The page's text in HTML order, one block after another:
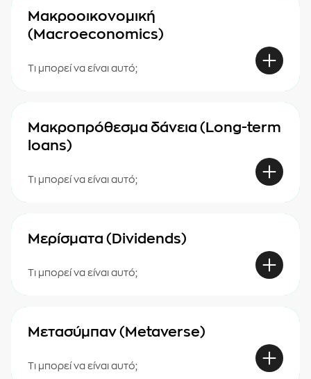
Μακροοικονομική
(Macroeconomics)
Τι μπορεί να είναι αυτό;
Μακροπρόθεσμα δάνεια (Long-term
loans)
Τι μπορεί να είναι αυτό;
Μερίσματα (Dividends)
Τι μπορεί να είναι αυτό;
Mετασύμπαν (Metaverse)
Τι μπορεί να είναι αυτό;